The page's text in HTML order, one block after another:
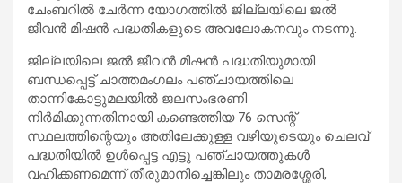
ചേംബറില്‍ ചേര്‍ന്ന യോഗത്തില്‍ ജില്ലയിലെ ജല്‍
ജീവന്‍ മിഷന്‍ പദ്ധതികളുടെ അവലോകനവും നടന്നു.
ജില്ലയിലെ ജല്‍ ജീവന്‍ മിഷന്‍ പദ്ധതിയുമായി
ബന്ധപ്പെട്ട് ചാത്തമംഗലം പഞ്ചായത്തിലെ
താന്നികോട്ടുമലയില്‍ ജലസംഭരണി
നിര്‍മിക്കുന്നതിനായി കണ്ടെത്തിയ 76 സെന്റ്
സ്ഥലത്തിന്റെയും അതിലേക്കുള്ള വഴിയുടെയും ചെലവ്
പദ്ധതിയില്‍ ഉള്‍പ്പെട്ട എട്ടു പഞ്ചായത്തുകള്‍
വഹിക്കണമെന്ന് തീരുമാനിച്ചെങ്കിലും താമരശ്ശേരി,